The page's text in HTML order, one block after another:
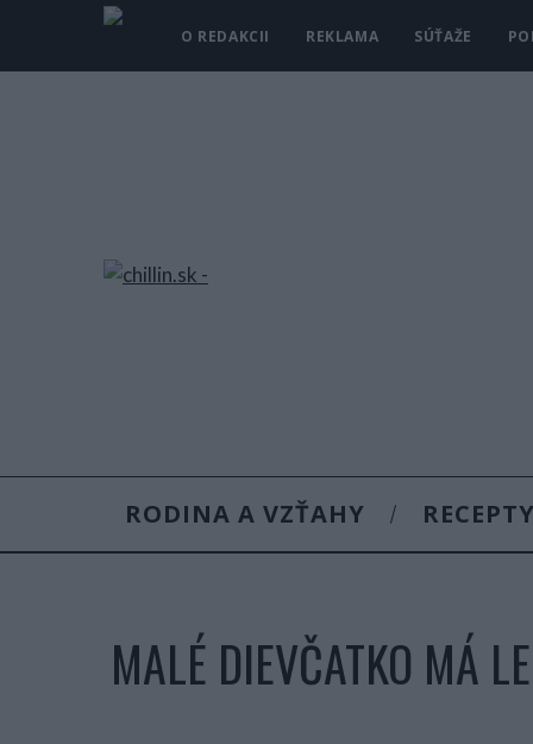
O REDAKCII REKLAMA SÚŤAŽE
RODINA A VZŤAHY RECEPTY
MALÉ DIEVČATKO MÁ